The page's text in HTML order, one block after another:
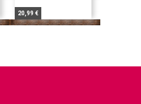
20,99 €